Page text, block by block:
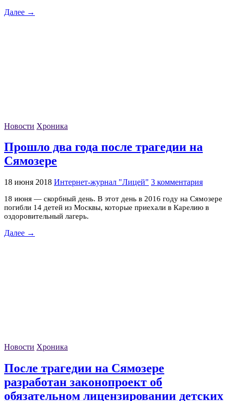
Далее →
Новости Хроника
Прошло два года после трагедии на
Сямозере
18 июня 2018 Интернет-журнал "Лицей" 3 комментария
18 июня — скорбный день. В этот день в 2016 году на Сямозере
погибли 14 детей из Москвы, которые приехали в Карелию в
оздоровительный лагерь.
Далее →
Новости Хроника
После трагедии на Сямозере
разработан законопроект об
обязательном лицензировании детских